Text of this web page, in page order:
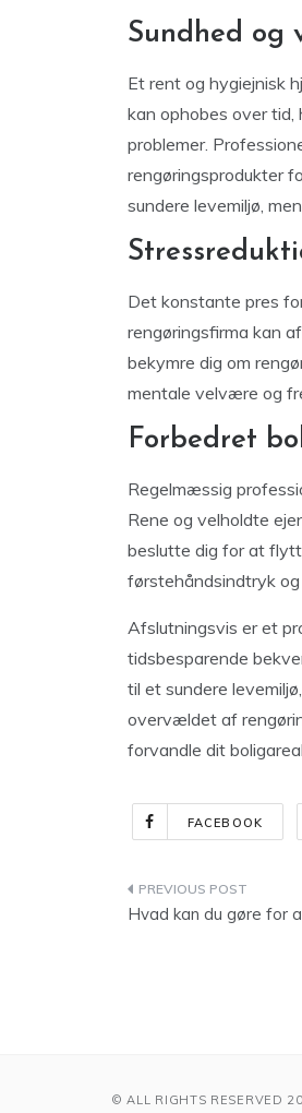
Sundhed og
Et rent og hygiejnisk
kan ophobes over
problemer.
rengøringsprodukter
sundere levemiljø,
Det konstante pres
rengøringsfirma kan
bekymre dig om
mentale velvære og
Forbedret
Regelmæssig
Rene og velholdte
beslutte dig for at
førstehåndsindtryk
Afslutningsvis er et
tidsbesparende
til et sundere
overvældet af
forvandle dit
FACEBOOK
Hvad kan du gøre for
© ALL RIGHTS RESERVED